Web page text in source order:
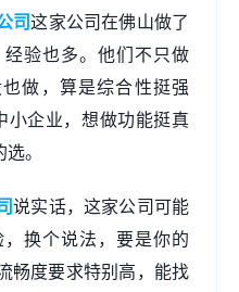
司这家公司在佛山做了
验也多。他们不只做
也做，算是综合性挺强
小企业，想做功能挺真
。
说实话，这家公司可能
换个说法，要是你的
畅度要求特别高，能找